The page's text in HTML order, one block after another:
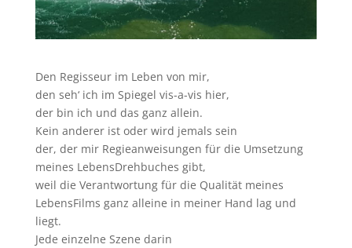
Den Regisseur im Leben von mir,
den seh‘ ich im Spiegel vis-a-vis hier,
der bin ich und das ganz allein.
Kein anderer ist oder wird jemals sein
der, der mir Regieanweisungen für die Umsetzung
meines LebensDrehbuches gibt,
weil die Verantwortung für die Qualität meines
LebensFilms ganz alleine in meiner Hand lag und
liegt.
Jede einzelne Szene darin